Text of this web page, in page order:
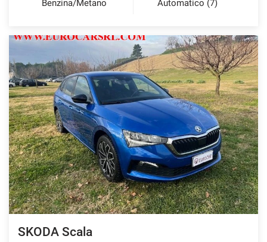
Benzina/Metano Automatico (7)
SKODA Scala